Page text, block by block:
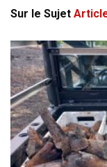
Sur le Sujet